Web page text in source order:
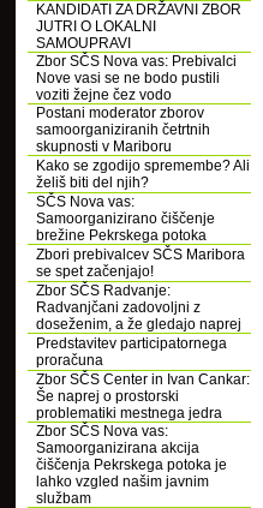
KANDIDATI ZA DRŽAVNI ZBOR
JUTRI O LOKALNI
SAMOUPRAVI
Zbor SČS Nova vas: Prebivalci
Nove vasi se ne bodo pustili
voziti žejne čez vodo
Postani moderator zborov
samoorganiziranih četrtnih
skupnosti v Mariboru
Kako se zgodijo spremembe? Ali
želiš biti del njih?
SČS Nova vas:
Samoorganizirano čiščenje
brežine Pekrskega potoka
Zbori prebivalcev SČS Maribora
se spet začenjajo!
Zbor SČS Radvanje:
Radvanjčani zadovoljni z
doseženim, a že gledajo naprej
Predstavitev participatornega
proračuna
Zbor SČS Center in Ivan Cankar:
Še naprej o prostorski
problematiki mestnega jedra
Zbor SČS Nova vas:
Samoorganizirana akcija
čiščenja Pekrskega potoka je
lahko vzgled našim javnim
službam